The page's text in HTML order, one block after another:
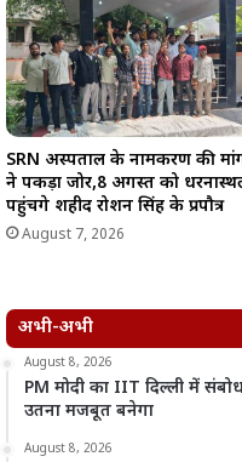
SRN अस्पताल के नामकरण की
ने पकड़ा जोर,8 अगस्त को
पहुंचेंगे शहीद रोशन सिंह के प्रपौत्र
August 7, 2026
अभी-अभी
August 8, 2026
PM मोदी का IIT दिल्ली में
उतना मजबूत बनेगा
August 8, 2026